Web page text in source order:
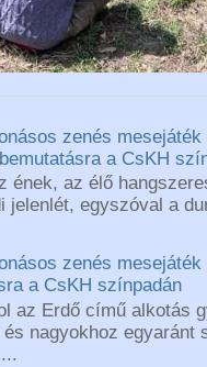
zenés
a CsKH
ének, az élő
jelenlét, egyszóval a
zenés
a CsKH színpadán
az Erdő című alkotás
nagyokhoz egyaránt